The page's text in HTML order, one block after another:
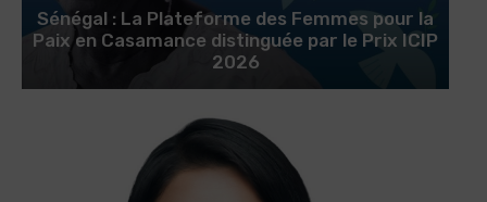
Sénégal : La Plateforme des Femmes pour la
Paix en Casamance distinguée par le Prix ICIP
2026